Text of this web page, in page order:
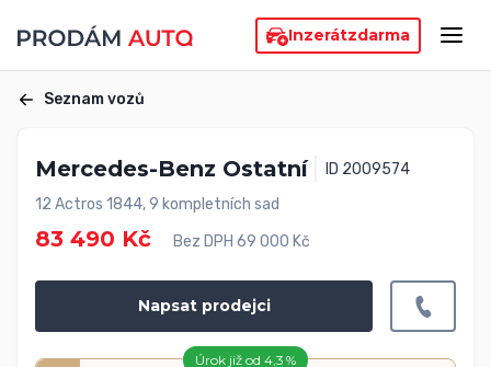
Inzerátzdarma
Seznam vozů
Mercedes-Benz Ostatní
ID 2009574
12 Actros 1844, 9 kompletních sad
83 490 Kč Bez DPH 69 000 Kč
Napsat prodejci
Úrok již od 4,3 %